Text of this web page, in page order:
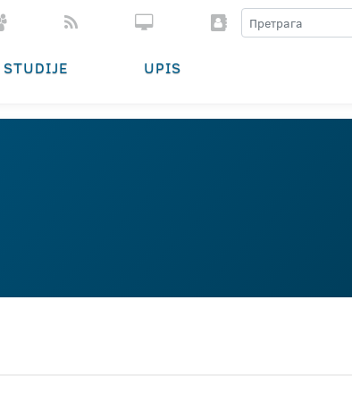
STUDIJE UPIS